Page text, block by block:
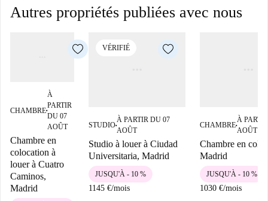
Autres propriétés publiées avec nous
CHAMBRE■
À
PARTIR
DU 07
AOÛT
Chambre en
colocation à
louer à Cuatro
Caminos,
Madrid
VÉRIFIÉ
STUDIO■
À PARTIR DU 07
AOÛT
Studio à louer à Ciudad
Universitaria, Madrid
1145 €/mois
JUSQU'À - 10 %
CHAMBRE■
À
AOÛT
Chambre en
Madrid
1030 €/mois
JUSQU'À - 10 %